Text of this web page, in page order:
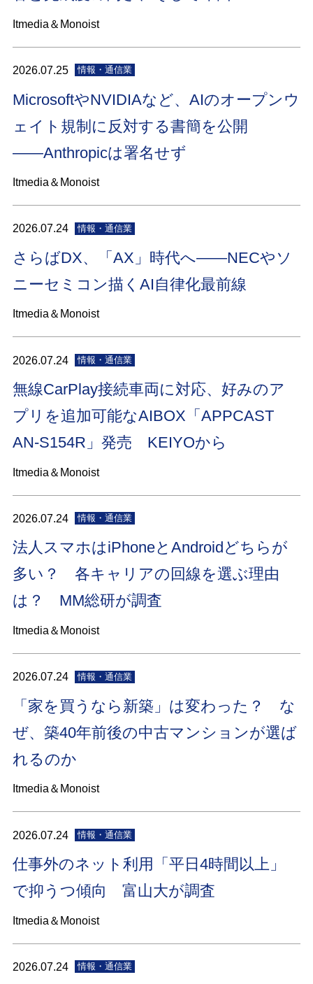
Itmedia＆Monoist
2026.07.25 情報・通信業
MicrosoftやNVIDIAなど、AIのオープンウ
ェイト規制に反対する書簡を公開
――Anthropicは署名せず
Itmedia＆Monoist
2026.07.24 情報・通信業
さらばDX、「AX」時代へ――NECやソ
ニーセミコン描くAI自律化最前線
Itmedia＆Monoist
2026.07.24 情報・通信業
無線CarPlay接続車両に対応、好みのア
プリを追加可能なAIBOX「APPCAST
AN-S154R」発売 KEIYOから
Itmedia＆Monoist
2026.07.24 情報・通信業
法人スマホはiPhoneとAndroidどちらが
多い？ 各キャリアの回線を選ぶ理由
は？ MM総研が調査
Itmedia＆Monoist
2026.07.24 情報・通信業
「家を買うなら新築」は変わった？ な
ぜ、築40年前後の中古マンションが選ば
れるのか
Itmedia＆Monoist
2026.07.24 情報・通信業
仕事外のネット利用「平日4時間以上」
で抑うつ傾向 富山大が調査
Itmedia＆Monoist
2026.07.24 情報・通信業